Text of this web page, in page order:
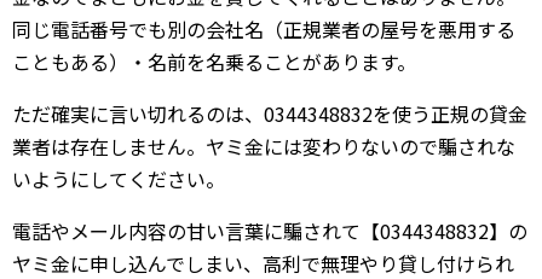
同じ電話番号でも別の会社名（正規業者の屋号を悪用する
こともある）・名前を名乗ることがあります。
ただ確実に言い切れるのは、0344348832を使う正規の貸金
業者は存在しません。ヤミ金には変わりないので騙されな
いようにしてください。
電話やメール内容の甘い言葉に騙されて【0344348832】の
ヤミ金に申し込んでしまい、高利で無理やり貸し付けられ